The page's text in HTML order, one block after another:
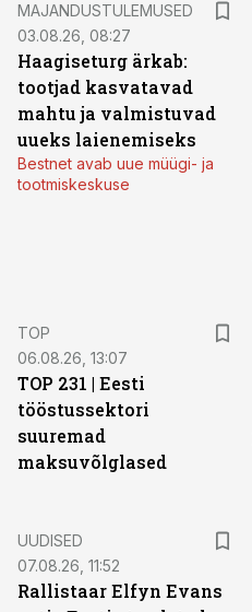
MAJANDUSTULEMUSED
03.08.26, 08:27
Haagiseturg ärkab:
tootjad kasvatavad
mahtu ja valmistuvad
uueks laienemiseks
Bestnet avab uue müügi- ja
tootmiskeskuse
TOP
06.08.26, 13:07
TOP 231 | Eesti
tööstussektori
suuremad
maksuvõlglased
UUDISED
07.08.26, 11:52
Rallistaar Elfyn Evans